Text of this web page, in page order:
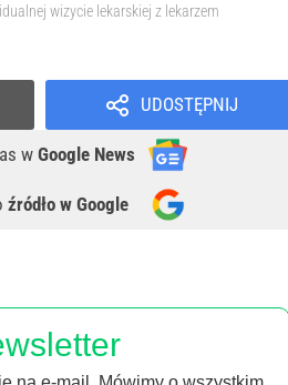
wizycie lekarskiej z lekarzem
UDOSTĘPNIJ
w Google News
źródło w Google